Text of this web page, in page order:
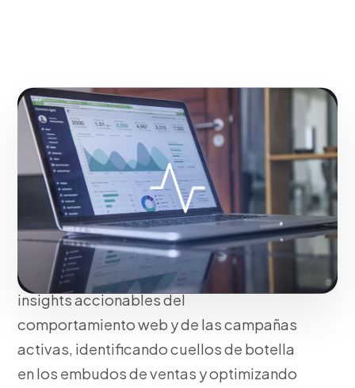
NUESTRA METODOLOGÍA
Inteligencia de negocios
basada en el rastreo
avanzado del usuario
Reemplazamos las intuiciones por
certezas matemáticas. Extraemos
insights accionables del
comportamiento web y de las campañas
activas, identificando cuellos de botella
en los embudos de ventas y optimizando